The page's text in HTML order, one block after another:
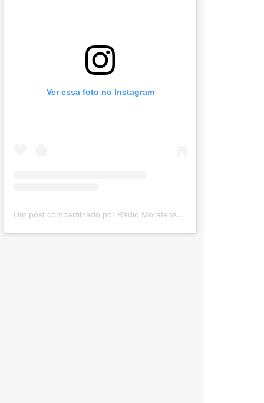
Ver essa foto no Instagram
Um post compartilhado por Rádio Moratense (@radio_moratense)